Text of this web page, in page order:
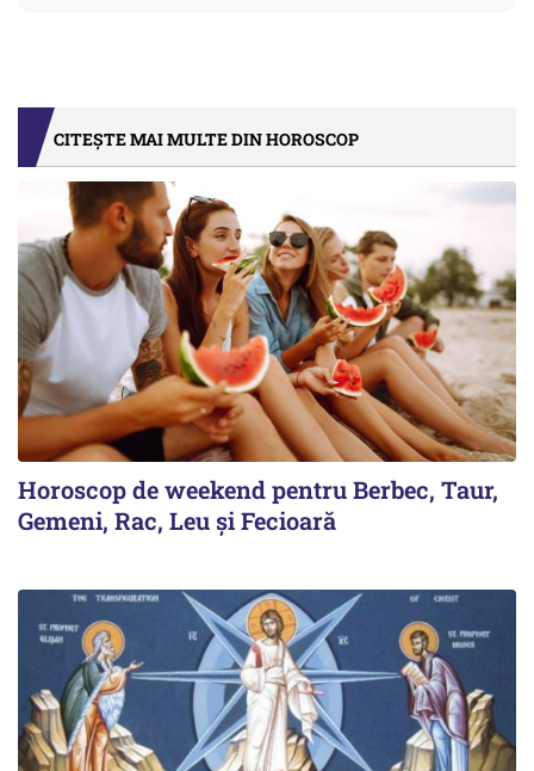
CITEȘTE MAI MULTE DIN HOROSCOP
Horoscop de weekend pentru Berbec, Taur,
Gemeni, Rac, Leu și Fecioară